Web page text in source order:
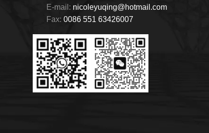
E-mail: nicoleyuqing@hotmail.com
Fax: 0086 551 63426007